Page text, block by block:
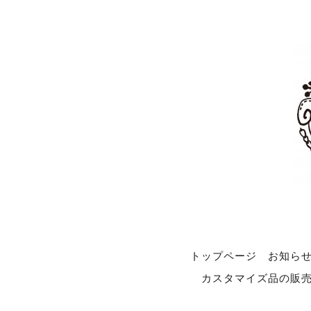
トップページ
お知ら
カスタマイズ品の販